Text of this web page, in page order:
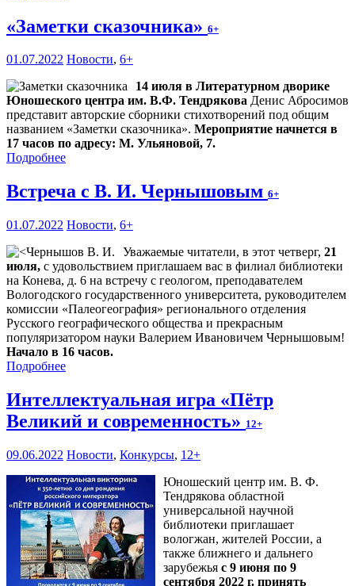
«Заметки сказочника» 6+
01.07.2022 Новости, 6+
14 июля в Литературном дворике
Юношеского центра им. В.Ф. Тендрякова Денис Абросимов
представит авторские сборники стихотворений под общим
названием «Заметки сказочника». Мероприятие начнется в
17 часов по адресу: М. Ульяновой, 7.
Подробнее
Встреча с В. И. Чернышовым 6+
01.07.2022 Новости, 6+
Уважаемые читатели, в этот четверг, 21
июля, с удовольствием приглашаем вас в филиал библиотеки
на Конева, д. 6 на встречу с геологом, преподавателем
Вологодского государственного университета, руководителем
комиссии «Палеогеография» регионального отделения
Русского географического общества и прекрасным
популяризатором науки Валерием Ивановичем Чернышовым!
Начало в 16 часов.
Подробнее
Интеллектуальная игра «Пётр
Великий и современность» 12+
09.06.2022 Новости, Конкурсы, 12+
Юношеский центр им. В. Ф.
Тендрякова областной
универсальной научной
библиотеки приглашает
вологжан, жителей России, а
также ближнего и дальнего
зарубежья с 9 июня по 9
сентября 2022 г. принять